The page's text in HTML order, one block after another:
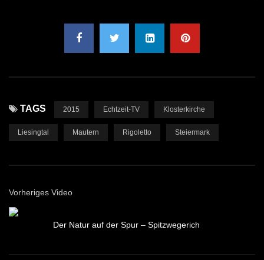
TAGS 2015 Echtzeit-TV Klosterkirche
Liesingtal Mautern Rigoletto Steiermark
Vorheriges Video
Der Natur auf der Spur – Spitzwegerich